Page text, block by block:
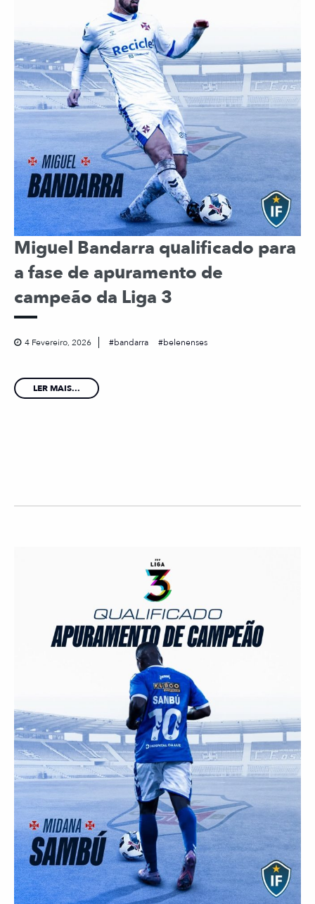
Miguel Bandarra qualificado para
a fase de apuramento de
campeão da Liga 3
4 Fevereiro, 2026 bandarra belenenses
LER MAIS...